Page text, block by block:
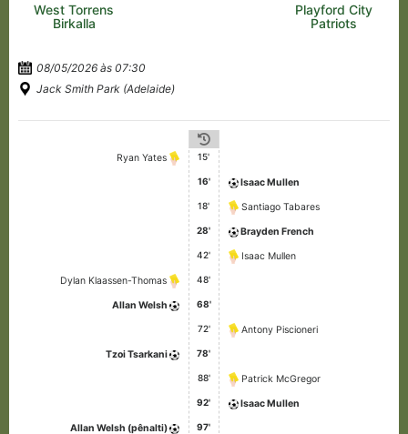
West Torrens
Birkalla
Playford City
Patriots
08/05/2026 às 07:30
Jack Smith Park (Adelaide)
Ryan Yates 15'
16' Isaac Mullen
18' Santiago Tabares
28' Brayden French
42' Isaac Mullen
Dylan Klaassen-Thomas 48'
Allan Welsh 68'
72' Antony Piscioneri
Tzoi Tsarkani 78'
88' Patrick McGregor
92' Isaac Mullen
Allan Welsh (pênalti) 97'